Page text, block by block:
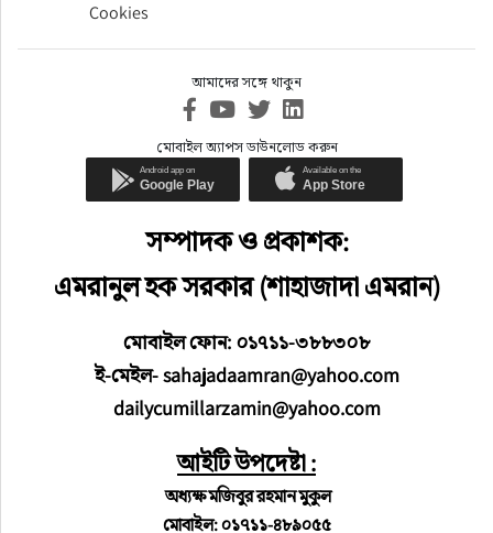
Cookies
আমাদের সঙ্গে থাকুন
মোবাইল অ্যাপস ডাউনলোড করুন
সম্পাদক ও প্রকাশক:
এমরানুল হক সরকার (শাহাজাদা এমরান)
মোবাইল ফোন: ০১৭১১-৩৮৮৩০৮
ই-মেইল- sahajadaamran@yahoo.com
dailycumillarzamin@yahoo.com
আইটি উপদেষ্টা :
অধ্যক্ষ মজিবুর রহমান মুকুল
মোবাইল: ০১৭১১-৪৮৯০৫৫